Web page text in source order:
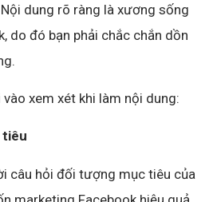
dung rõ ràng là xương sống
do đó bạn phải chắc chắn dồn
xem xét khi làm nội dung:
câu hỏi đối tượng mục tiêu của